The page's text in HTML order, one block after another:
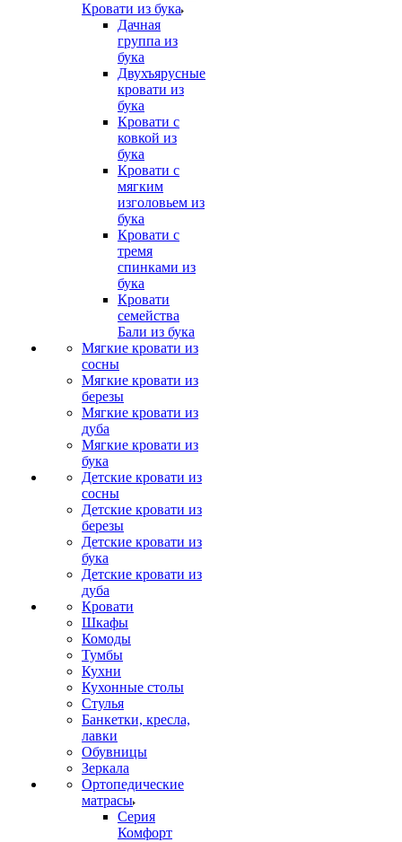
Кровати из бука
Дачная
группа из
бука
Двухъярусные
кровати из
бука
Кровати с
ковкой из
бука
Кровати с
мягким
изголовьем из
бука
Кровати с
тремя
спинками из
бука
Кровати
семейства
Бали из бука
Мягкие кровати из
сосны
Мягкие кровати из
березы
Мягкие кровати из
дуба
Мягкие кровати из
бука
Детские кровати из
сосны
Детские кровати из
березы
Детские кровати из
бука
Детские кровати из
дуба
Кровати
Шкафы
Комоды
Тумбы
Кухни
Кухонные столы
Стулья
Банкетки, кресла,
лавки
Обувницы
Зеркала
Ортопедические
матрасы
Серия
Комфорт